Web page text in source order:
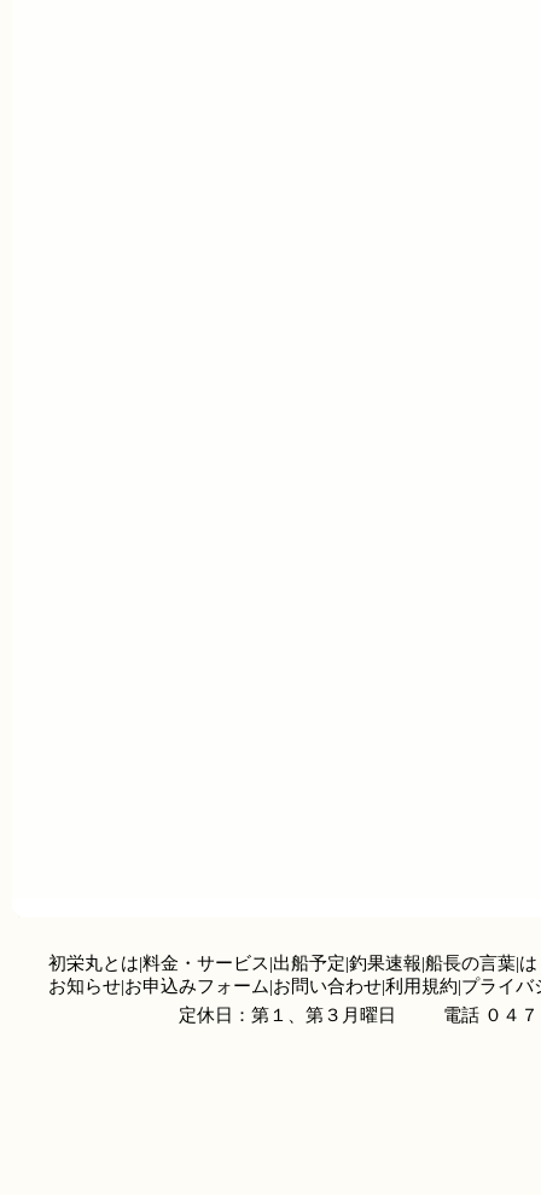
初栄丸とは|料金・サービス|出船予定|釣果速報|船長の言葉|
お知らせ|お申込みフォーム|お問い合わせ|利用規約|プライバ
定休日：第１、第３月曜日
電話 ０４